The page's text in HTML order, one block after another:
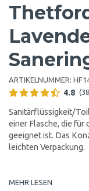
ARTIKELNUMMER:
4.8
Sanitärflüssigkeit/
einer Flasche, die für
geeignet ist. Das
leichten Verpackung.
MEHR LESEN